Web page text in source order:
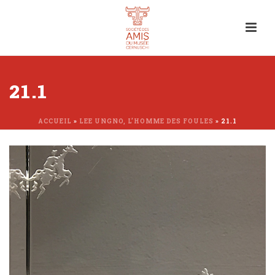
21.1
ACCUEIL » LEE UNGNO, L’HOMME DES FOULES » 21.1